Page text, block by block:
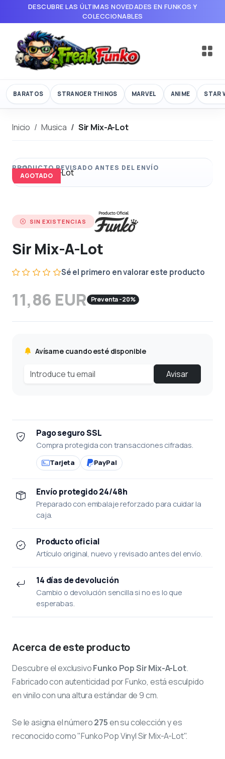
DESCUBRE LAS ÚLTIMAS NOVEDADES EN FUNKOS Y
COLECCIONABLES
BARATOS STRANGER THINGS MARVEL ANIME STAR
Inicio Musica Sir Mix-A-Lot
AGOTADO
SIN EXISTENCIAS
Sir Mix-A-Lot
Sé el primero en valorar este producto
11,86 EUR Preventa -20%
Avísame cuando esté disponible
Avisar
Pago seguro SSL
Compra protegida con transacciones cifradas.
Tarjeta PayPal
Envío protegido 24/48h
Preparado con embalaje reforzado para cuidar la
caja.
Producto oficial
Artículo original, nuevo y revisado antes del envío.
14 días de devolución
Cambio o devolución sencilla si no es lo que
esperabas.
Acerca de este producto
Descubre el exclusivoFunko Pop Sir Mix-A-Lot.
Fabricado con autenticidad por Funko, está esculpido
en vinilo con una altura estándar de 9 cm.
Se le asigna el número275en su colección y es
reconocido como "Funko Pop Vinyl Sir Mix-A-Lot".